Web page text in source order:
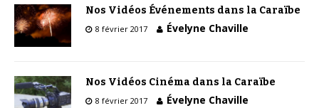
Nos Vidéos Événements dans la Caraïbe
8 février 2017 Évelyne Chaville
Nos Vidéos Cinéma dans la Caraïbe
8 février 2017 Évelyne Chaville